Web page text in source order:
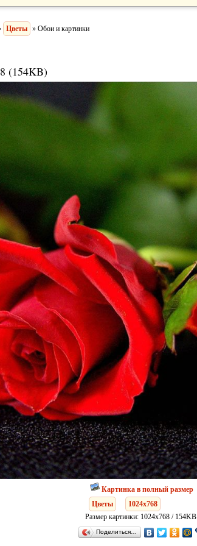
Цветы » Обои и картинки
(154KB)
Картинка в полный размер
Цветы
1024x768
Размер картинки: 1024x768 / 154KB
Поделиться…